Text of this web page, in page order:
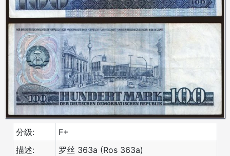
分级:
F+
描述:
罗丝 363a (Ros 363a)